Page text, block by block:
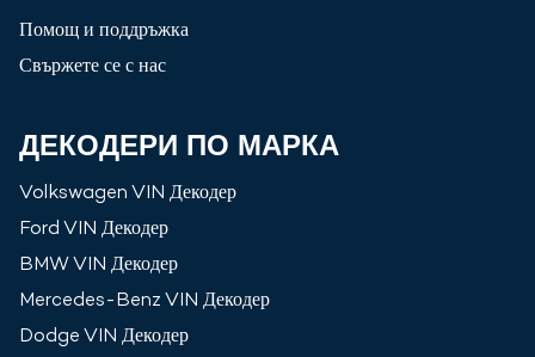
Помощ и поддръжка
Свържете се с нас
ДЕКОДЕРИ ПО МАРКА
Volkswagen VIN Декодер
Ford VIN Декодер
BMWVIN Декодер
Mercedes-Benz VIN Декодер
Dodge VIN Декодер